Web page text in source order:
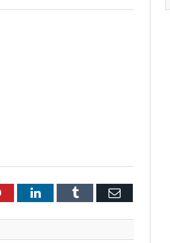
PinterestLinkedInTumblr Email